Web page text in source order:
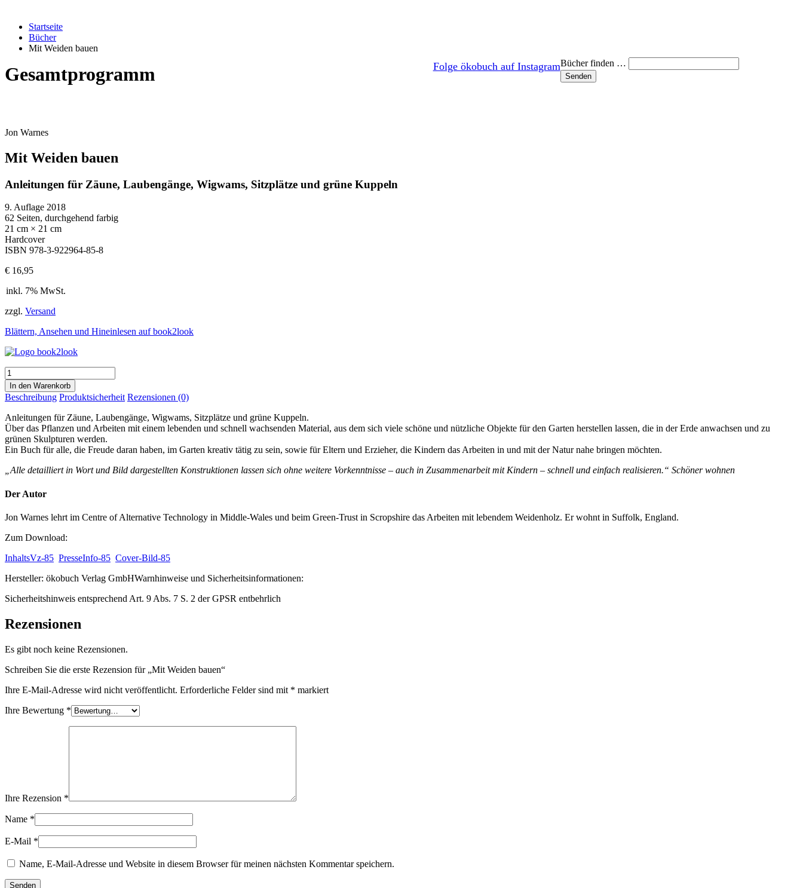
Startseite
Bücher
Mit Weiden bauen
Bücher finden …
Folge ökobuch auf Instagram
Gesamtprogramm
Jon Warnes
Mit Weiden bauen
Anleitungen für Zäune, Laubengänge, Wigwams, Sitzplätze und grüne Kuppeln
9. Auflage 2018
62 Seiten, durchgehend farbig
21 cm × 21 cm
Hardcover
ISBN 978-3-922964-85-8
€ 16,95
inkl. 7% MwSt.
zzgl. Versand
Blättern, Ansehen und Hineinlesen auf book2look
Mit
Weiden
bauen
Menge
In den Warenkorb
Beschreibung Produktsicherheit Rezensionen (0)
Anleitungen für Zäune, Laubengänge, Wigwams, Sitzplätze und grüne Kuppeln.
Über das Pflanzen und Arbeiten mit einem lebenden und schnell wachsenden Material, aus dem sich viele schöne und nützliche Objekte für den Garten herstellen lassen, die in der Erde anwachsen und zu
grünen Skulpturen werden.
Ein Buch für alle, die Freude daran haben, im Garten kreativ tätig zu sein, sowie für Eltern und Erzieher, die Kindern das Arbeiten in und mit der Natur nahe bringen möchten.
„Alle detailliert in Wort und Bild dargestellten Konstruktionen lassen sich ohne weitere Vorkenntnisse – auch in Zusammenarbeit mit Kindern – schnell und einfach realisieren.“ Schöner wohnen
Der Autor
Jon Warnes lehrt im Centre of Alternative Technology in Middle-Wales und beim Green-Trust in Scropshire das Arbeiten mit lebendem Weidenholz. Er wohnt in Suffolk, England.
Zum Download:
InhaltsVz-85 PresseInfo-85 Cover-Bild-85
Hersteller: ökobuch Verlag GmbHWarnhinweise und Sicherheitsinformationen:
Sicherheitshinweis entsprechend Art. 9 Abs. 7 S. 2 der GPSR entbehrlich
Rezensionen
Es gibt noch keine Rezensionen.
Schreiben Sie die erste Rezension für „Mit Weiden bauen“
Ihre E-Mail-Adresse wird nicht veröffentlicht. Erforderliche Felder sind mit * markiert
Ihre Bewertung *
Ihre Rezension *
Name *
E-Mail *
Name, E-Mail-Adresse und Website in diesem Browser für meinen nächsten Kommentar speichern.